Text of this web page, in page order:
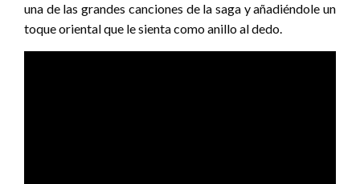
una de las grandes canciones de la saga y añadiéndole un
toque oriental que le sienta como anillo al dedo.